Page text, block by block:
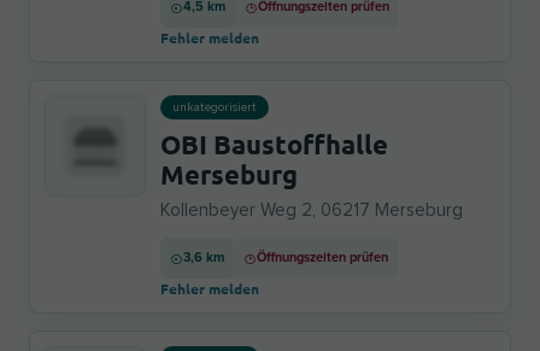
4,5 km Öffnungszeiten prüfen
Fehler melden
unkategorisiert
OBI Baustoffhalle
Merseburg
Kollenbeyer Weg 2, 06217 Merseburg
3,6 km Öffnungszeiten prüfen
Fehler melden